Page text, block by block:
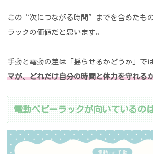
この“次につながる時間”までを含めたも
ラックの価値だと思います。
手動と電動の差は「揺らせるかどうか」で
マが、どれだけ自分の時間と体力を守れる
電動ベビーラックが向いているの